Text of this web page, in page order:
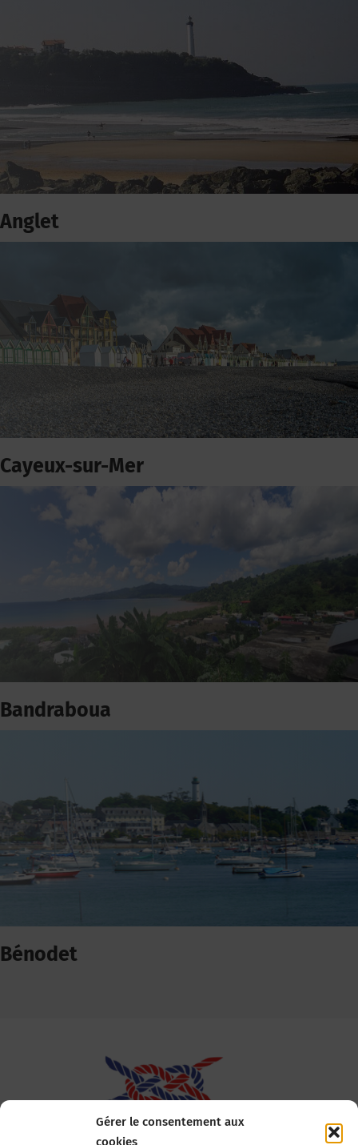
Gérer le consentement aux
cookies
Anglet
Cayeux-sur-Mer
Bandraboua
Bénodet